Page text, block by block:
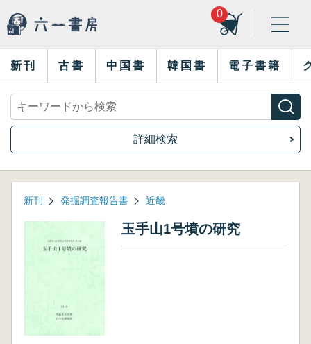
0
新刊 古書 中国書 韓国書 電子書籍
詳細検索
新刊 発掘調査報告書 近畿
玉手山1号墳の研究